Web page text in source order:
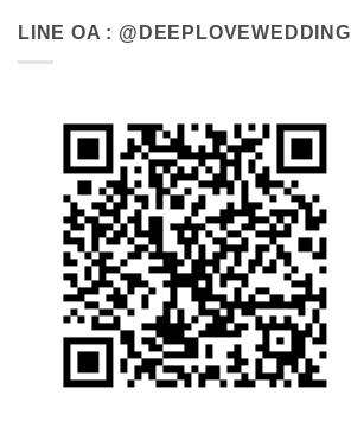
LINE OA : @DEEPLOVEWEDDING